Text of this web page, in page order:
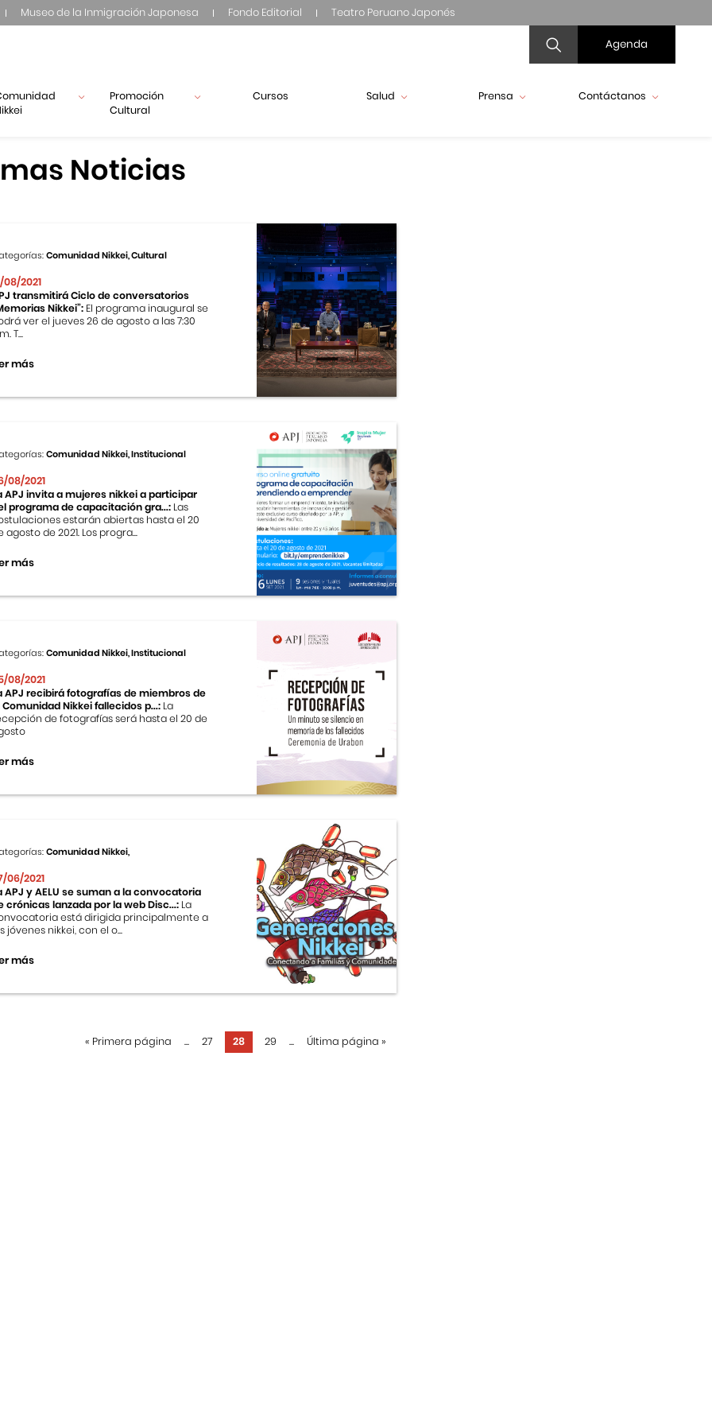
Museo de la Inmigración Japonesa Fondo Editorial Teatro Peruano Japonés
Agenda
Promoción
Cultural
Cursos Salud Prensa Contáctanos
Noticias
Comunidad Nikkei, Cultural
08/2021
transmitirá Ciclo de conversatorios
Nikkei”: El programa inaugural se
ver el jueves 26 de agosto a las 7:30
T...
más
Comunidad Nikkei, Institucional
08/2021
APJ invita a mujeres nikkei a participar
programa de capacitación gra...: Las
estarán abiertas hasta el 20
agosto de 2021. Los progra...
más
Comunidad Nikkei, Institucional
08/2021
APJ recibirá fotografías de miembros de
Comunidad Nikkei fallecidos p...: La
de fotografías será hasta el 20 de
más
Comunidad Nikkei,
06/2021
APJ y AELU se suman a la convocatoria
crónicas lanzada por la web Disc...: La
está dirigida principalmente a
jóvenes nikkei, con el o...
más
« Primera página ... 27 28 29 ... Última página »